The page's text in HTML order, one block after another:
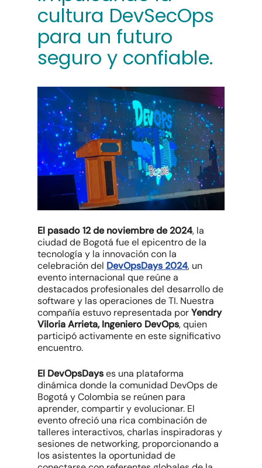
cultura DevSecOps
para un futuro
seguro y confiable.
El pasado 12 de noviembre de 2024, la
ciudad de Bogotá fue el epicentro de la
tecnología y la innovación con la
celebración del DevOpsDays 2024, un
evento internacional que reúne a
destacados profesionales del desarrollo de
software y las operaciones de TI. Nuestra
compañía estuvo representada porYendry
Viloria Arrieta, Ingeniero DevOps, quien
participó activamente en este significativo
encuentro.
El DevOpsDayses una plataforma
dinámica donde la comunidad DevOps de
Bogotá y Colombia se reúnen para
aprender, compartir y evolucionar. El
evento ofreció una rica combinación de
talleres interactivos, charlas inspiradoras y
sesiones de networking, proporcionando a
los asistentes la oportunidad de